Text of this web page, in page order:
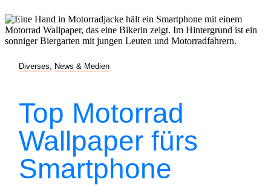
Diverses News & Medien
Top Motorrad
Wallpaper fürs
Smartphone